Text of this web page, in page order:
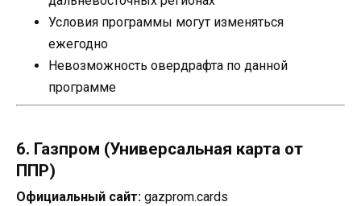
Условия программы могут изменяться
ежегодно
Невозможность овердрафта по данной
программе
6. Газпром (Универсальная карта от
ППР)
Официальный сайт: gazprom.cards